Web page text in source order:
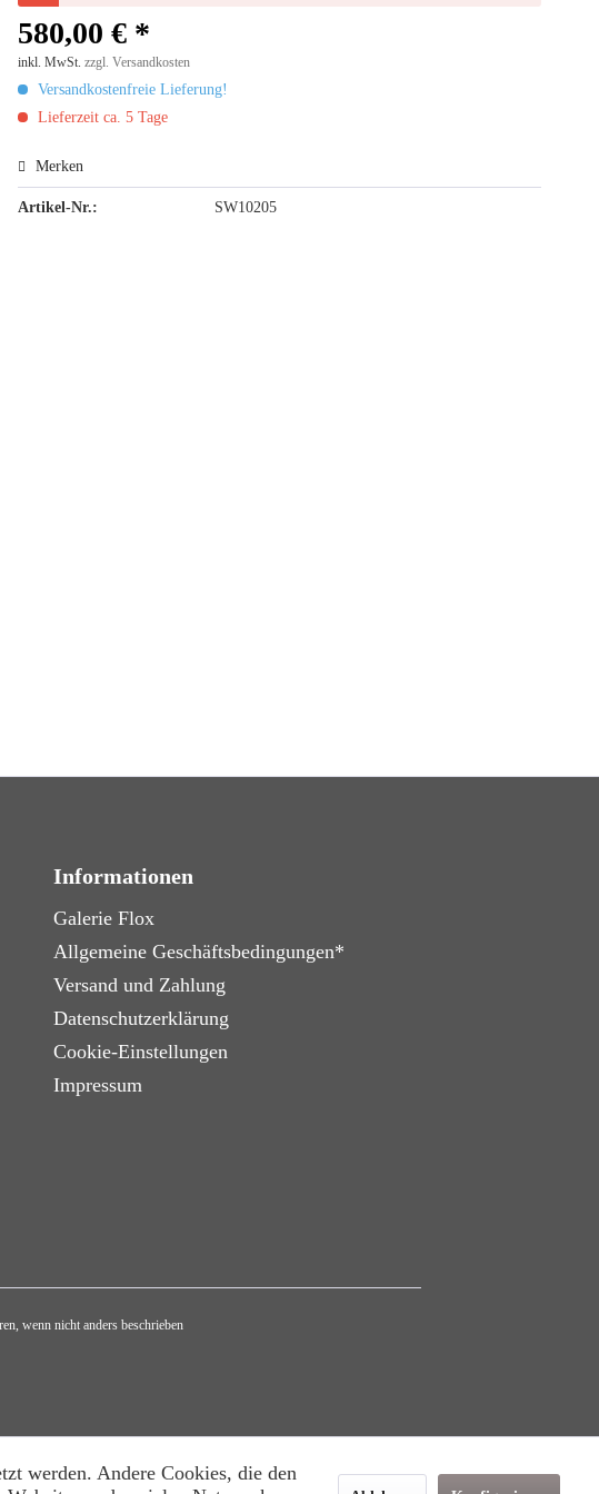
580,00 € *
inkl. MwSt. zzgl. Versandkosten
Versandkostenfreie Lieferung!
Lieferzeit ca. 5 Tage
Merken
Artikel-Nr.: SW10205
Informationen
Galerie Flox
Allgemeine Geschäftsbedingungen*
Versand und Zahlung
Datenschutzerklärung
Cookie-Einstellungen
Impressum
wenn nicht anders beschrieben
werden. Andere Cookies, die den